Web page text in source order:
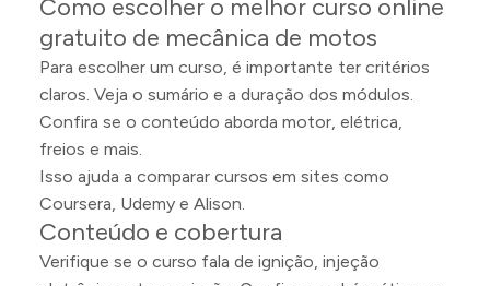
Como escolher o melhor curso online
gratuito de mecânica de motos
Para escolher um curso, é importante ter critérios
claros. Veja o sumário e a duração dos módulos.
Confira se o conteúdo aborda motor, elétrica,
freios e mais.
Isso ajuda a comparar cursos em sites como
Coursera, Udemy e Alison.
Conteúdo e cobertura
Verifique se o curso fala de ignição, injeção